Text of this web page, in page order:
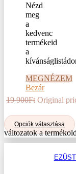
Nézd
meg
a
kedvenc
termékeid
a
MEGNÉZEM
Bezár
19 900Ft Original
Opciók választása
változatok a